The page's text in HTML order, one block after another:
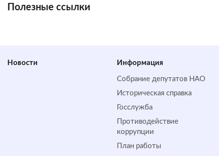
Полезные ссылки
Новости Информация
Собрание депутатов НАО
Историческая справка
Госслужба
Противодействие
коррупции
План работы